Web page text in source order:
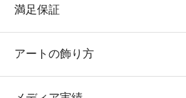
満足保証
アートの飾り方